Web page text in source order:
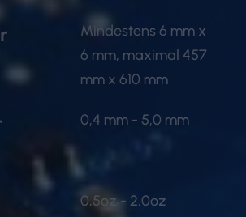
Mindestens 6 mm x
6 mm, maximal 457
mm x 610 mm
0,4 mm - 5,0 mm
0,5oz - 2,0oz